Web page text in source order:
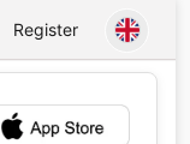
Register